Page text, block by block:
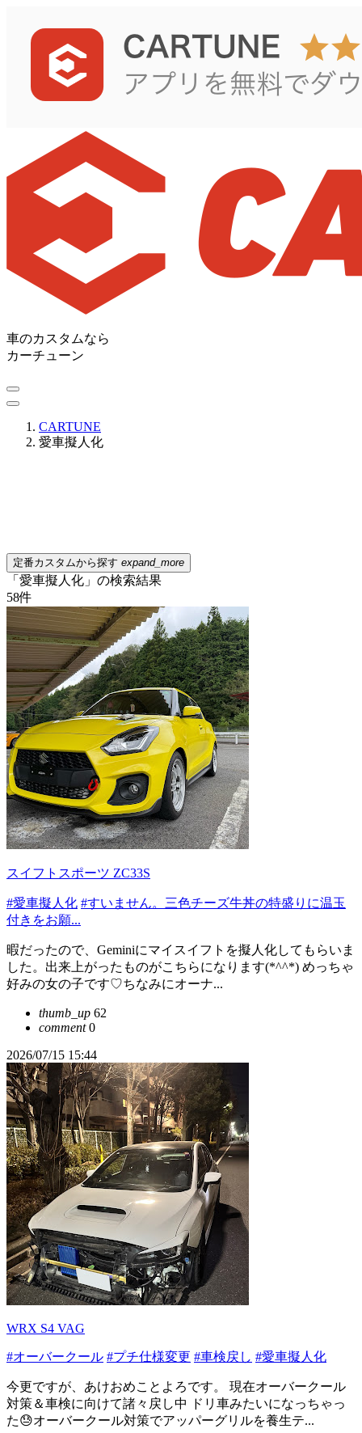
車のカスタムなら
カーチューン
CARTUNE
愛車擬人化
定番カスタムから探す expand_more
「愛車擬人化」の検索結果
58件
スイフトスポーツ ZC33S
#愛車擬人化 #すいません。三色チーズ牛丼の特盛りに温玉
付きをお願...
暇だったので、Geminiにマイスイフトを擬人化してもらいま
した。出来上がったものがこちらになります(*^^*) めっちゃ
好みの女の子です♡ちなみにオーナ...
thumb_up 62
comment0
2026/07/15 15:44
WRX S4 VAG
#オーバークール #プチ仕様変更 #車検戻し #愛車擬人化
今更ですが、あけおめことよろです。 現在オーバークール
対策＆車検に向けて諸々戻し中 ドリ車みたいになっちゃっ
た😓オーバークール対策でアッパーグリルを養生テ...